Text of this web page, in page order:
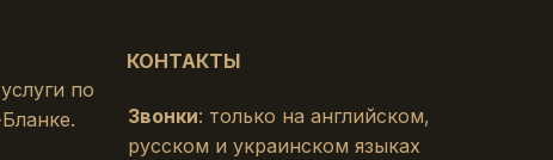
по
КОНТАКТЫ
Звонки: только на английском,
русском и украинском языках